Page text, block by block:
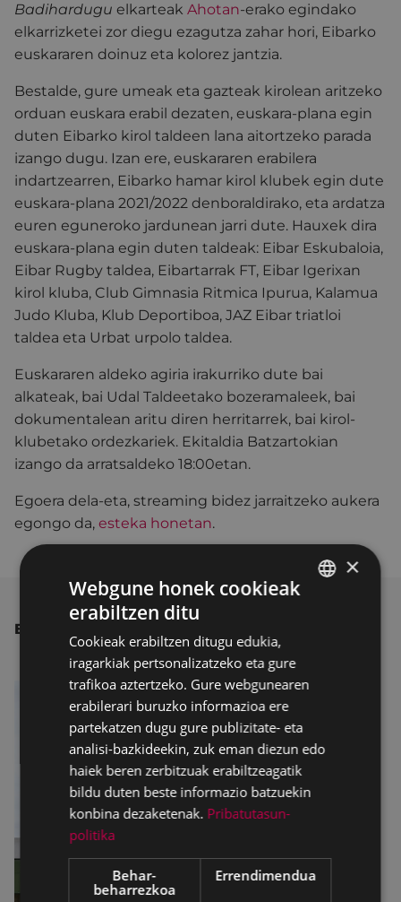
Badihardugu elkarteak Ahotan-erako egindako
elkarrizketei zor diegu ezagutza zahar hori, Eibarko
euskararen doinuz eta kolorez jantzia.
Bestalde, gure umeak eta gazteak kirolean aritzeko
orduan euskara erabil dezaten, euskara-plana egin
duten Eibarko kirol taldeen lana aitortzeko parada
izango dugu. Izan ere, euskararen erabilera
indartzearren, Eibarko hamar kirol klubek egin dute
euskara-plana 2021/2022 denboraldirako, eta ardatza
euren eguneroko jardunean jarri dute. Hauxek dira
euskara-plana egin duten taldeak: Eibar Eskubaloia,
Eibar Rugby taldea, Eibartarrak FT, Eibar Igerixan
kirol kluba, Club Gimnasia Ritmica Ipurua, Kalamua
Judo Kluba, Klub Deportiboa, JAZ Eibar triatloi
taldea eta Urbat urpolo taldea.
Euskararen aldeko agiria irakurriko dute bai
alkateak, bai Udal Taldeetako bozeramaleek, bai
dokumentalean aritu diren herritarrek, bai kirol-
klubetako ordezkariek. Ekitaldia Batzartokian
izango da arratsaldeko 18:00etan.
Egoera dela-eta, streaming bidez jarraitzeko aukera
egongo da, esteka honetan.
BESTE ALBISTE BATZUK
×
Webgune honek cookieak
erabiltzen ditu
Cookieak erabiltzen ditugu edukia,
iragarkiak pertsonalizatzeko eta gure
trafikoa aztertzeko. Gure webgunearen
erabilerari buruzko informazioa ere
partekatzen dugu gure publizitate- eta
analisi-bazkideekin, zuk eman diezun edo
haiek beren zerbitzuak erabiltzeagatik
bildu duten beste informazio batzuekin
konbina dezaketenak. Pribatutasun-
politika
Behar-
beharrezkoa
Errendimendua